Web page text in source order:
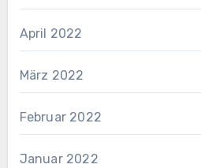
April 2022
März 2022
Februar 2022
Januar 2022